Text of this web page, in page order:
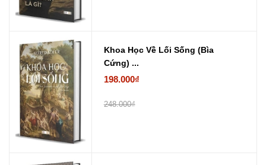
Khoa Học Về Lối Sống (Bìa
Cứng) ...
198.000₫
248.000₫